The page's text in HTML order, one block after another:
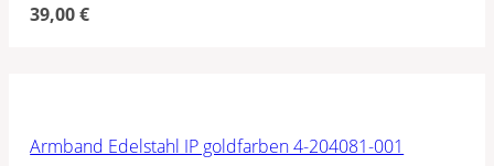
39,00€
Armband Edelstahl IP goldfarben 4-204081-001